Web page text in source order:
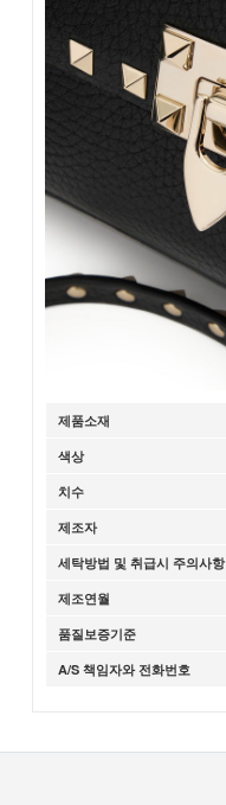
제품소재
색상
치수
제조자
세탁방법 및 취급시 주의사항
제조연월
품질보증기준
A/S 책임자와 전화번호